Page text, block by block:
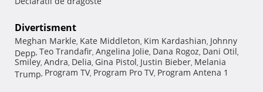
Divertisment
Meghan Markle, Kate Middleton, Kim Kardashian, Johnny
Depp, Teo Trandafir, Angelina Jolie, Dana Rogoz, Dani Otil,
Smiley, Andra, Delia, Gina Pistol, Justin Bieber, Melania
Trump, Program TV, Program Pro TV, Program Antena 1